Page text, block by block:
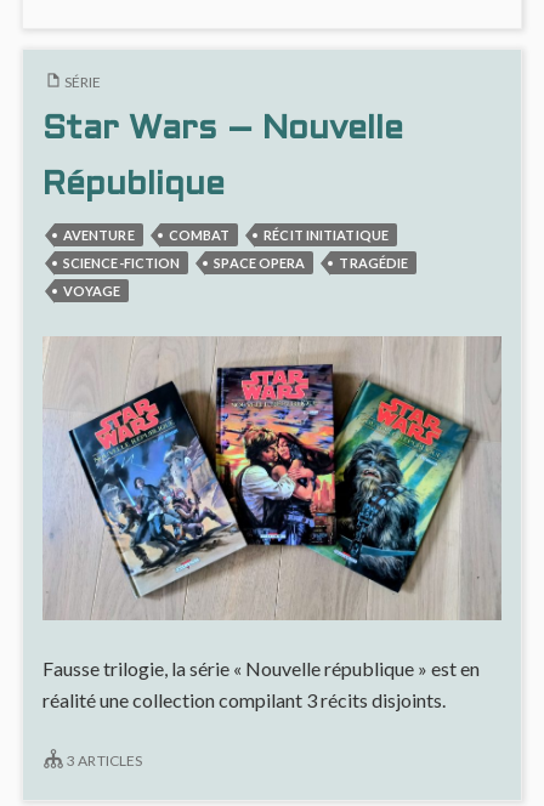
–
1
SÉRIE
Star Wars – Nouvelle
République
AVENTURE COMBAT
RÉCIT INITIATIQUE
SCIENCE-FICTION
SPACE OPERA
TRAGÉDIE
VOYAGE
Fausse trilogie, la série « Nouvelle république » est en
réalité une collection compilant 3 récits disjoints.
3 ARTICLES